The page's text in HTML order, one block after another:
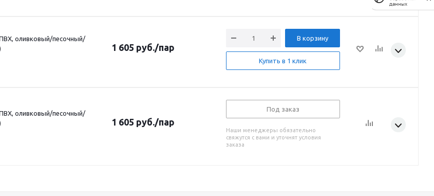
оливковый/песочный/
1 605 руб./пар
В корзину
Купить в 1 клик
оливковый/песочный/
1 605 руб./пар
Под заказ
Наши менеджеры обязательно
свяжутся с вами и уточнят условия
заказа
данных